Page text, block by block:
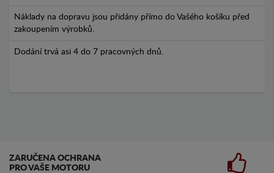
Náklady na dopravu jsou přidány přímo do Vašého košíku před
zakoupením výrobků.
Dodání trvá asi 4 do 7 pracovných dnů.
ZARUČENA OCHRANA
PRO VAŠE MOTORU